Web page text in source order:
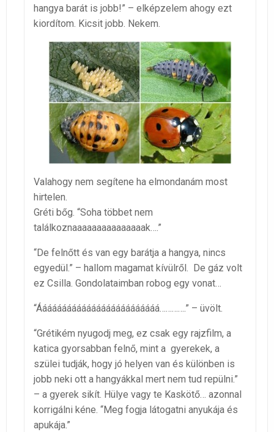
hangya barát is jobb!” – elképzelem ahogy ezt
kiordítom. Kicsit jobb. Nekem.
Valahogy nem segítene ha elmondanám most
hirtelen.
Gréti bőg. “Soha többet nem
találkoznaaaaaaaaaaaaaaak….”
“De felnőtt és van egy barátja a hangya, nincs
egyedül.” – hallom magamat kívülről. De gáz volt
ez Csilla. Gondolataimban robog egy vonat…
“Ááááááááááááááááááááááááá………….” – üvölt.
“Grétikém nyugodj meg, ez csak egy rajzfilm, a
katica gyorsabban felnő, mint a gyerekek, a
szülei tudják, hogy jó helyen van és különben is
jobb neki ott a hangyákkal mert nem tud repülni.”
– a gyerek sikít. Hülye vagy te Kaskötő… azonnal
korrigálni kéne. “Meg fogja látogatni anyukája és
apukája.”